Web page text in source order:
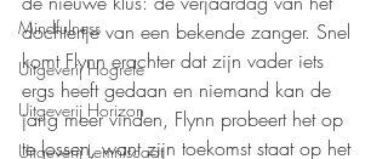
Mindfulness
Uitgeverij Hogrefe
Uitgeverij Horizon
Uitgeverij Lemniscaat
dochtertje van een bekende zanger. Snel
komt Flynn erachter dat zijn vader iets
ergs heeft gedaan en niemand kan de
jarig meer vinden, Flynn probeert het op
te lossen, want zijn toekomst staat op het